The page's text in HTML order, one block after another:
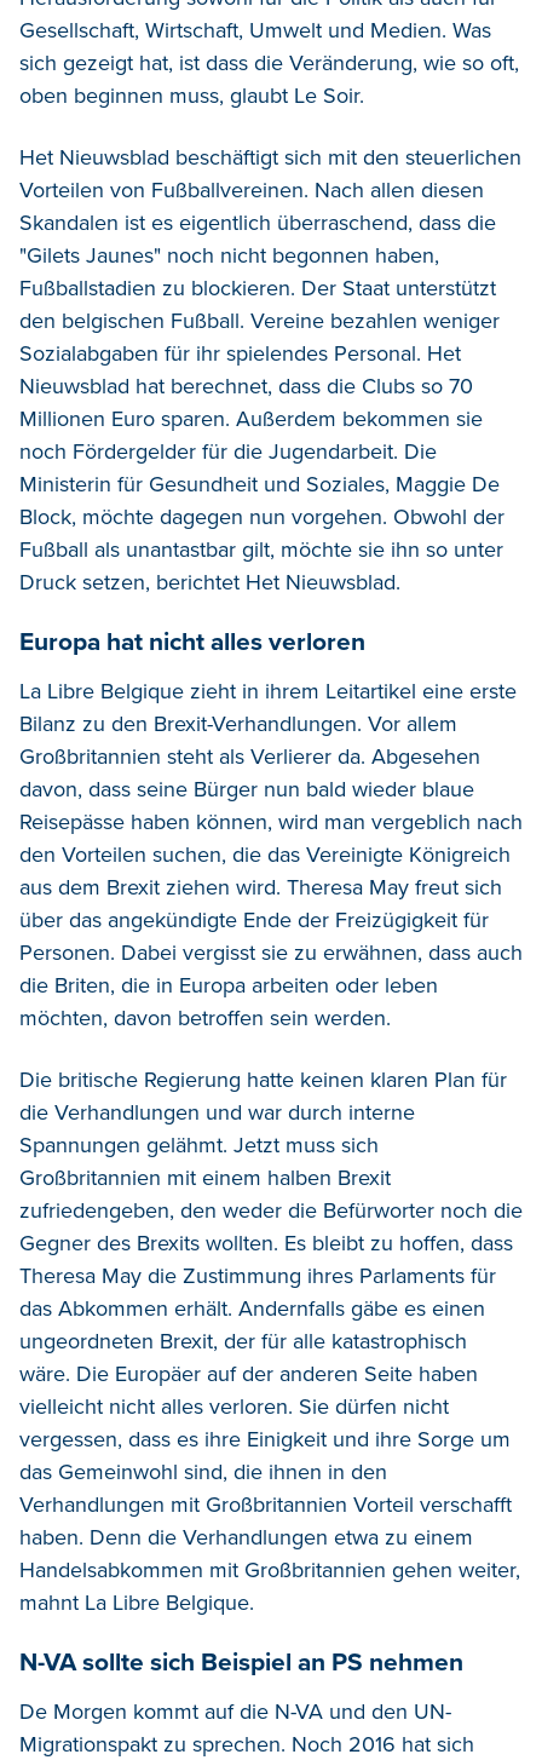
Gesellschaft, Wirtschaft, Umwelt und Medien. Was
sich gezeigt hat, ist dass die Veränderung, wie so oft,
oben beginnen muss, glaubt Le Soir.
Het Nieuwsblad beschäftigt sich mit den steuerlichen
Vorteilen von Fußballvereinen. Nach allen diesen
Skandalen ist es eigentlich überraschend, dass die
"Gilets Jaunes" noch nicht begonnen haben,
Fußballstadien zu blockieren. Der Staat unterstützt
den belgischen Fußball. Vereine bezahlen weniger
Sozialabgaben für ihr spielendes Personal. Het
Nieuwsblad hat berechnet, dass die Clubs so 70
Millionen Euro sparen. Außerdem bekommen sie
noch Fördergelder für die Jugendarbeit. Die
Ministerin für Gesundheit und Soziales, Maggie De
Block, möchte dagegen nun vorgehen. Obwohl der
Fußball als unantastbar gilt, möchte sie ihn so unter
Druck setzen, berichtet Het Nieuwsblad.
Europa hat nicht alles verloren
La Libre Belgique zieht in ihrem Leitartikel eine erste
Bilanz zu den Brexit-Verhandlungen. Vor allem
Großbritannien steht als Verlierer da. Abgesehen
davon, dass seine Bürger nun bald wieder blaue
Reisepässe haben können, wird man vergeblich nach
den Vorteilen suchen, die das Vereinigte Königreich
aus dem Brexit ziehen wird. Theresa May freut sich
über das angekündigte Ende der Freizügigkeit für
Personen. Dabei vergisst sie zu erwähnen, dass auch
die Briten, die in Europa arbeiten oder leben
möchten, davon betroffen sein werden.
Die britische Regierung hatte keinen klaren Plan für
die Verhandlungen und war durch interne
Spannungen gelähmt. Jetzt muss sich
Großbritannien mit einem halben Brexit
zufriedengeben, den weder die Befürworter noch die
Gegner des Brexits wollten. Es bleibt zu hoffen, dass
Theresa May die Zustimmung ihres Parlaments für
das Abkommen erhält. Andernfalls gäbe es einen
ungeordneten Brexit, der für alle katastrophisch
wäre. Die Europäer auf der anderen Seite haben
vielleicht nicht alles verloren. Sie dürfen nicht
vergessen, dass es ihre Einigkeit und ihre Sorge um
das Gemeinwohl sind, die ihnen in den
Verhandlungen mit Großbritannien Vorteil verschafft
haben. Denn die Verhandlungen etwa zu einem
Handelsabkommen mit Großbritannien gehen weiter,
mahnt La Libre Belgique.
N-VA sollte sich Beispiel an PS nehmen
De Morgen kommt auf die N-VA und den UN-
Migrationspakt zu sprechen. Noch 2016 hat sich